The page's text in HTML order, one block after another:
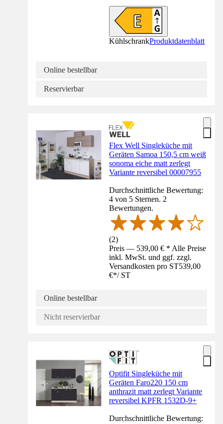
KühlschrankProduktdatenblatt
Online bestellbar
Reservierbar
Flex Well Singleküche mit
Geräten Samoa 150,5 cm weiß
sonoma eiche matt zerlegt
Variante reversibel 00007955
Durchschnittliche Bewertung:
4 von 5 Sternen. 2
Bewertungen.
(2)
Preis — 539,00 € * Alle Preise
inkl. MwSt. und ggf. zzgl.
Versandkosten pro ST539,00
€*/ ST
Online bestellbar
Nicht reservierbar
Optifit Singleküche mit
Geräten Faro220 150 cm
anthrazit matt zerlegt Variante
reversibel KPFR 1532D-9+
Durchschnittliche Bewertung: